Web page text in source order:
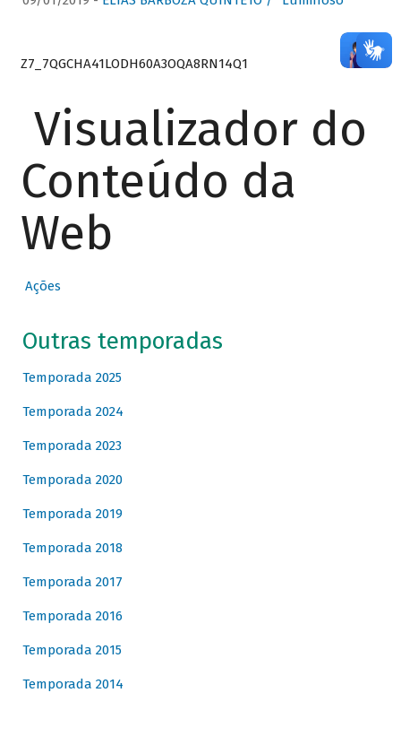
Z7_7QGCHA41LODH60A3OQA8RN14Q1
Visualizador do
Conteúdo da
Web
Ações
Outras temporadas
Temporada 2025
Temporada 2024
Temporada 2023
Temporada 2020
Temporada 2019
Temporada 2018
Temporada 2017
Temporada 2016
Temporada 2015
Temporada 2014